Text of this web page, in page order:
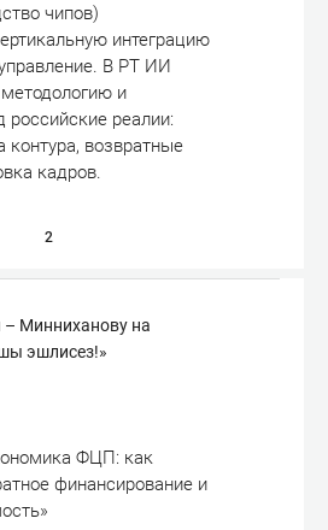
чипов)
интеграцию
В РТ ИИ
и
российские реалии:
контура, возвратные
кадров.
2
Минниханову на
эшлисез!»
ФЦП: как
финансирование и